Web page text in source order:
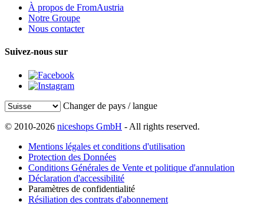
À propos de FromAustria
Notre Groupe
Nous contacter
Suivez-nous sur
Changer de pays / langue
© 2010-2026 niceshops GmbH - All rights reserved.
Mentions légales et conditions d'utilisation
Protection des Données
Conditions Générales de Vente et politique d'annulation
Déclaration d'accessibilité
Paramètres de confidentialité
Résiliation des contrats d'abonnement